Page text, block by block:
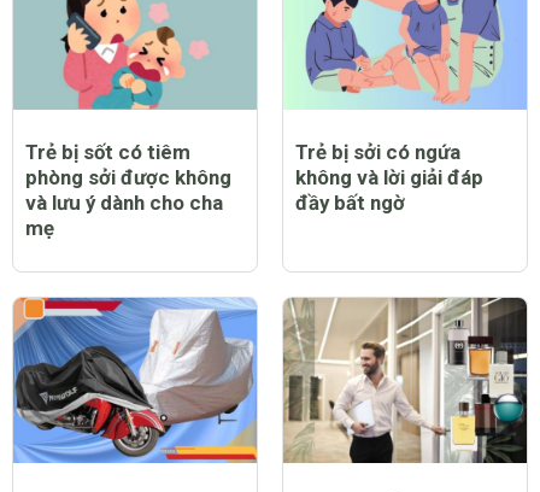
Trẻ bị sốt có tiêm
phòng sởi được không
và lưu ý dành cho cha
mẹ
Trẻ bị sởi có ngứa
không và lời giải đáp
đầy bất ngờ